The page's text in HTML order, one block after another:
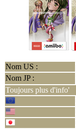
Nom US :
Nom JP :
Toujours plus d'info'